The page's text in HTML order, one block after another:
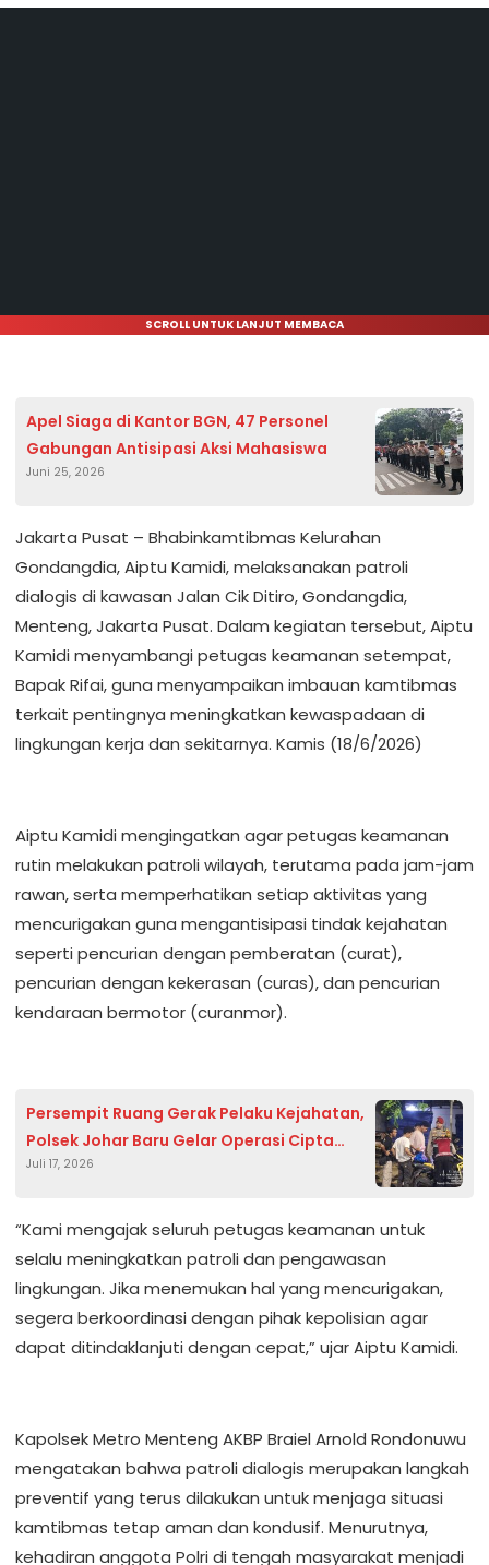
SCROLL UNTUK LANJUT MEMBACA
Apel Siaga di Kantor BGN, 47 Personel
Gabungan Antisipasi Aksi Mahasiswa
Juni 25, 2026
Jakarta Pusat – Bhabinkamtibmas Kelurahan
Gondangdia, Aiptu Kamidi, melaksanakan patroli
dialogis di kawasan Jalan Cik Ditiro, Gondangdia,
Menteng, Jakarta Pusat. Dalam kegiatan tersebut, Aiptu
Kamidi menyambangi petugas keamanan setempat,
Bapak Rifai, guna menyampaikan imbauan kamtibmas
terkait pentingnya meningkatkan kewaspadaan di
lingkungan kerja dan sekitarnya. Kamis (18/6/2026)
Aiptu Kamidi mengingatkan agar petugas keamanan
rutin melakukan patroli wilayah, terutama pada jam-jam
rawan, serta memperhatikan setiap aktivitas yang
mencurigakan guna mengantisipasi tindak kejahatan
seperti pencurian dengan pemberatan (curat),
pencurian dengan kekerasan (curas), dan pencurian
kendaraan bermotor (curanmor).
Persempit Ruang Gerak Pelaku Kejahatan,
Polsek Johar Baru Gelar Operasi Cipta
Kondisi Dini Hari
Juli 17, 2026
“Kami mengajak seluruh petugas keamanan untuk
selalu meningkatkan patroli dan pengawasan
lingkungan. Jika menemukan hal yang mencurigakan,
segera berkoordinasi dengan pihak kepolisian agar
dapat ditindaklanjuti dengan cepat,” ujar Aiptu Kamidi.
Kapolsek Metro Menteng AKBP Braiel Arnold Rondonuwu
mengatakan bahwa patroli dialogis merupakan langkah
preventif yang terus dilakukan untuk menjaga situasi
kamtibmas tetap aman dan kondusif. Menurutnya,
kehadiran anggota Polri di tengah masyarakat menjadi